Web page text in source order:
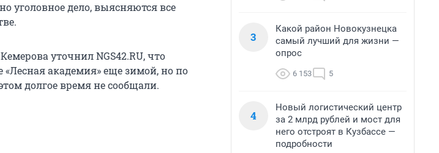
уголовное дело, выясняются все
уточнил NGS42.RU, что
академия» еще зимой, но по
долгое время не сообщали.
3
Какой район Новокузнецка
самый лучший для жизни —
опрос
6 153 5
4
Новый логистический центр
за 2 млрд рублей и мост для
него отстроят в Кузбассе —
подробности